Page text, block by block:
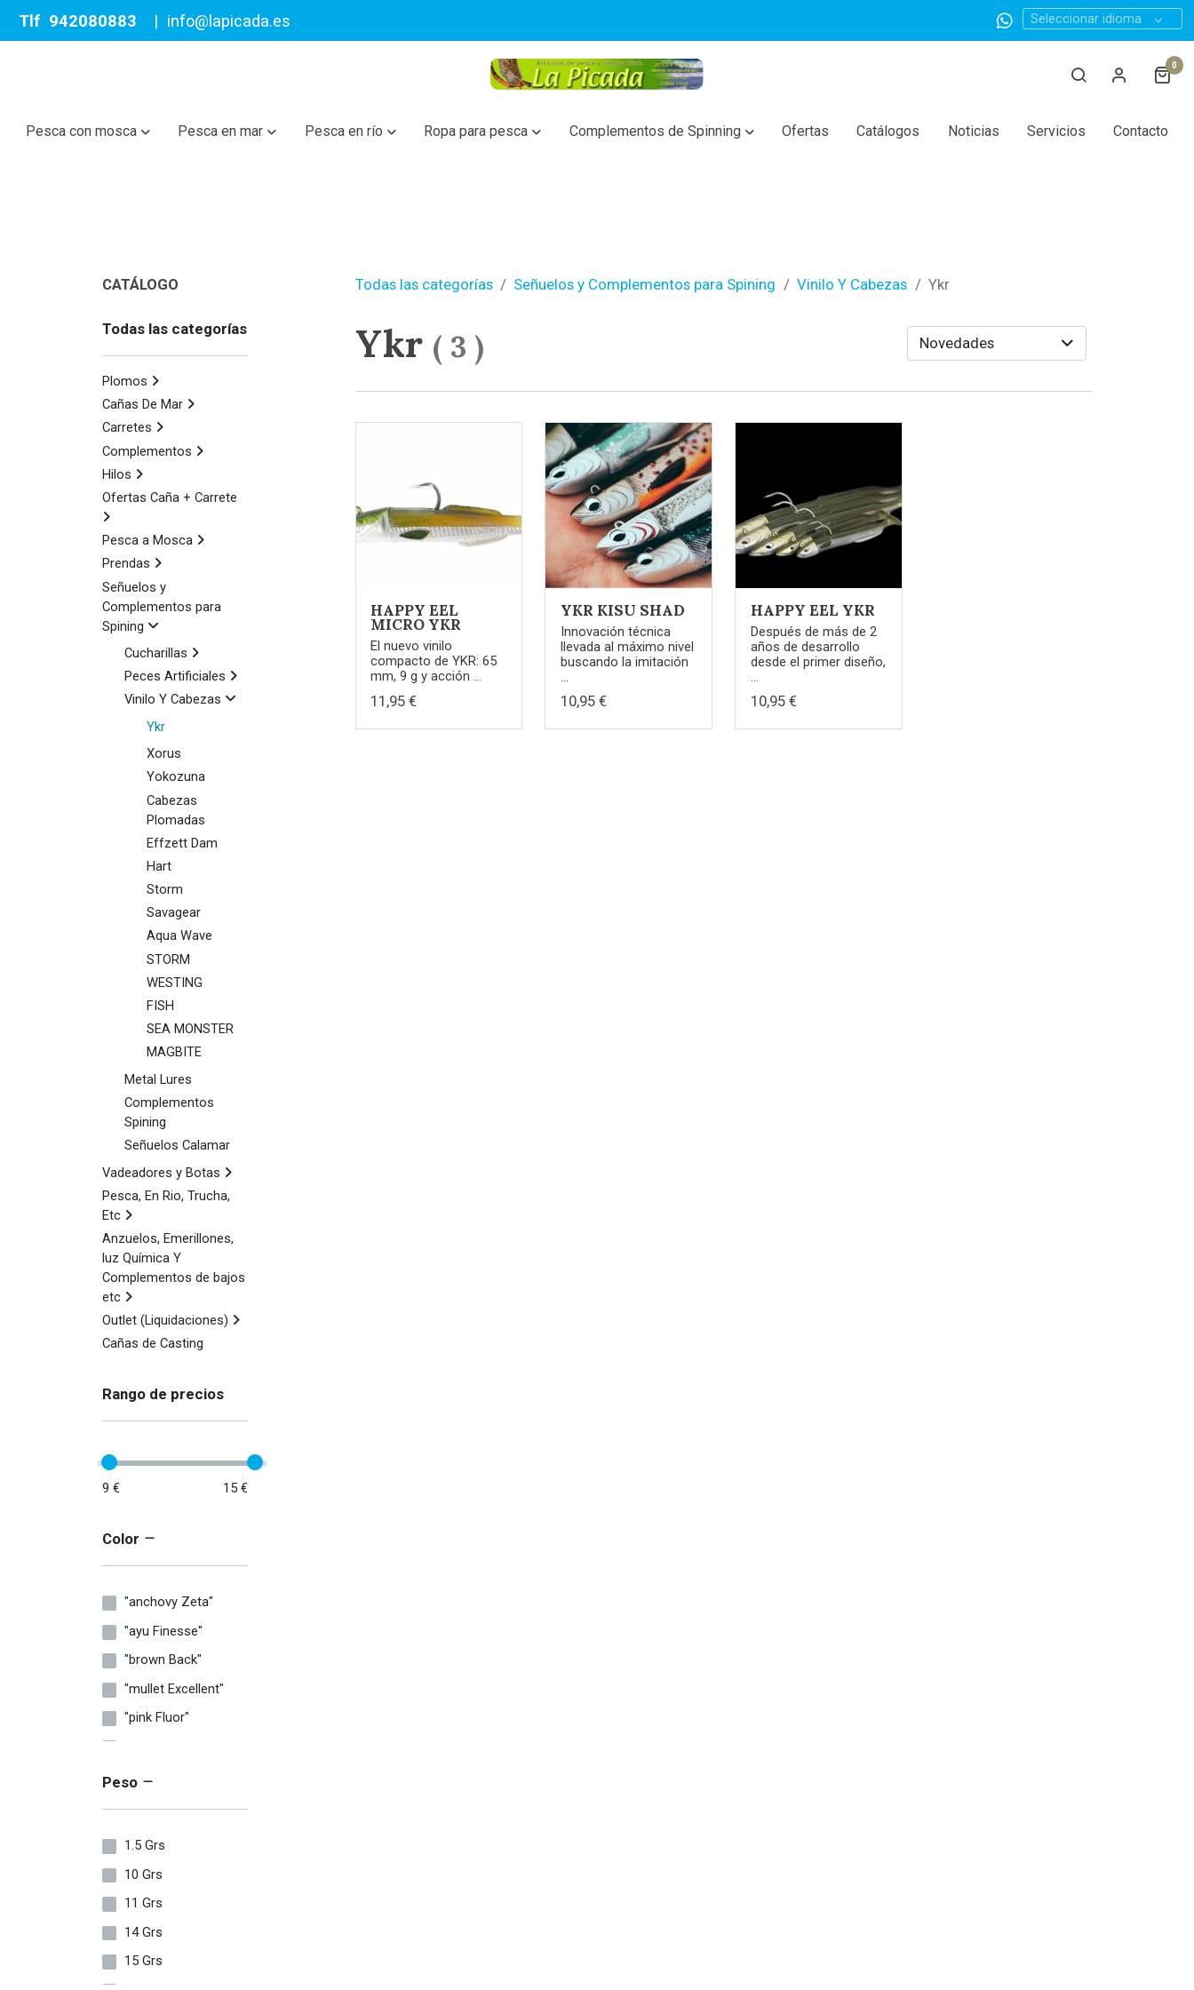
Tlf 942080883 | info@lapicada.es Seleccionar idioma
0
Pesca con mosca Pesca en mar Pesca en río Ropa para pesca Complementos de Spinning Ofertas Catálogos Noticias Servicios Contacto
CATÁLOGO
Todas las categorías
Plomos
Cañas De Mar
Carretes
Complementos
Hilos
Ofertas Caña + Carrete
Pesca a Mosca
Prendas
Señuelos y
Complementos para
Spining
Cucharillas
Peces Artificiales
Vinilo Y Cabezas
Ykr
Xorus
Yokozuna
Cabezas
Plomadas
Effzett Dam
Hart
Storm
Savagear
Aqua Wave
STORM
WESTING
FISH
SEA MONSTER
MAGBITE
Metal Lures
Complementos
Spining
Señuelos Calamar
Vadeadores y Botas
Pesca, En Rio, Trucha,
Etc
Anzuelos, Emerillones,
luz Química Y
Complementos de bajos
etc
Outlet (Liquidaciones)
Cañas de Casting
Rango de precios
9 € 15 €
Color
"anchovy Zeta"
"ayu Finesse"
"brown Back"
"mullet Excellent"
"pink Fluor"
Peso
1.5 Grs
10 Grs
11 Grs
14 Grs
15 Grs
Todas las categorías Señuelos y Complementos para Spining Vinilo Y Cabezas Ykr
Ykr ( 3 ) Novedades
HAPPY EEL
MICRO YKR
El nuevo vinilo
compacto de YKR: 65
mm, 9 g y acción ...
11,95 €
YKR KISU SHAD
Innovación técnica
llevada al máximo nivel
buscando la imitación
...
10,95 €
HAPPY EEL YKR
Después de más de 2
años de desarrollo
desde el primer diseño,
...
10,95 €